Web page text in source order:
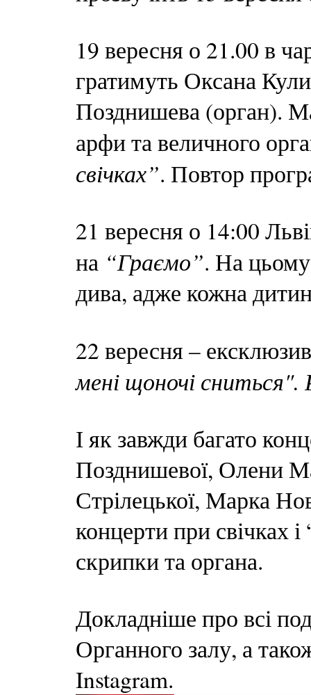
19 вересня о 21.00 в
гратимуть Оксана
Позднишева (орган).
арфи та величного
свічках”. Повтор
21 вересня о 14:00
на “Граємо”. На цьому
дива, адже кожна
22 вересня –
мені щоночі сниться".
І як завжди багато
Позднишевої, Олени
Стрілецької, Марка
концерти при свічках
скрипки та органа.
Докладніше про всі
Органного залу, а
Instagram.